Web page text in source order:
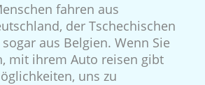
fahren aus
der Tschechischen
aus Belgien. Wenn Sie
mit ihrem Auto reisen gibt
uns zu